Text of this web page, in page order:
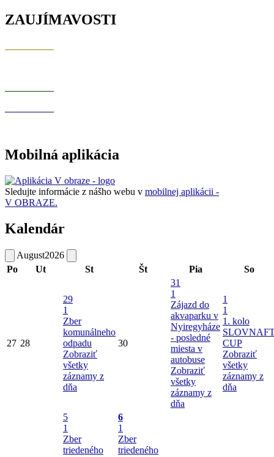
ZAUJÍMAVOSTI
Mobilná aplikácia
Sledujte informácie z nášho webu v mobilnej aplikácii -
V OBRAZE.
Kalendár
August2026
Po
Ut St Št Pia So
27 28
29
1
Zber
komunálneho
odpadu
Zobraziť
všetky
záznamy z
dňa
30
31
1
Zájazd do
akvaparku v
Nyiregyháze
- posledné
miesta v
autobuse
Zobraziť
všetky
záznamy z
dňa
1
1
1. kolo
CUP
Zobraziť
všetky
záznamy z
dňa
5
1
Zber
triedeného
6
1
Zber
triedeného